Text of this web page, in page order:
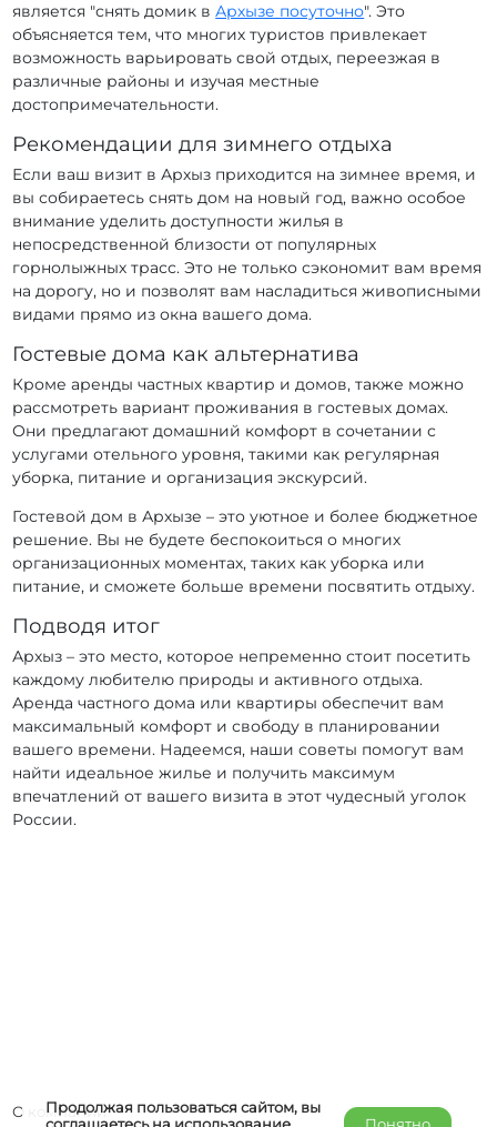
является "снять домик вАрхызе посуточно". Это
объясняется тем, что многих туристов привлекает
возможность варьировать свой отдых, переезжая в
различные районы и изучая местные
достопримечательности.
Рекомендации для зимнего отдыха
Если ваш визит в Архыз приходится на зимнее время, и
вы собираетесь снять дом на новый год, важно особое
внимание уделить доступности жилья в
непосредственной близости от популярных
горнолыжных трасс. Это не только сэкономит вам время
на дорогу, но и позволят вам насладиться живописными
видами прямо из окна вашего дома.
Гостевые дома как альтернатива
Кроме аренды частных квартир и домов, также можно
рассмотреть вариант проживания в гостевых домах.
Они предлагают домашний комфорт в сочетании с
услугами отельного уровня, такими как регулярная
уборка, питание и организация экскурсий.
Гостевой дом в Архызе – это уютное и более бюджетное
решение. Вы не будете беспокоиться о многих
организационных моментах, таких как уборка или
питание, и сможете больше времени посвятить отдыху.
Подводя итог
Архыз – это место, которое непременно стоит посетить
каждому любителю природы и активного отдыха.
Аренда частного дома или квартиры обеспечит вам
максимальный комфорт и свободу в планировании
вашего времени. Надеемся, наши советы помогут вам
найти идеальное жилье и получить максимум
впечатлений от вашего визита в этот чудесный уголок
России.
Продолжая пользоваться сайтом, вы
О компании